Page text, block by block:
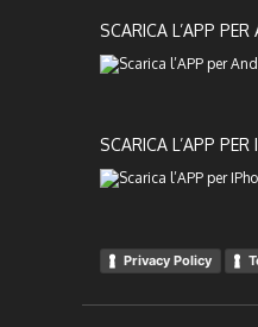
SCARICA L’APP
SCARICA L’APP PER
Privacy Policy